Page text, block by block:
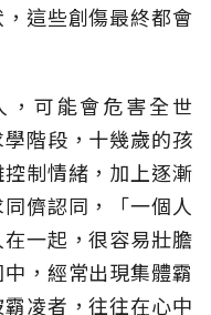
這些創傷最終都會
，可能會危害全世
階段，十幾歲的孩
制情緒，加上逐漸
儕認同，「一個人
一起，很容易壯膽
，經常出現集體霸
凌者，往往在心中